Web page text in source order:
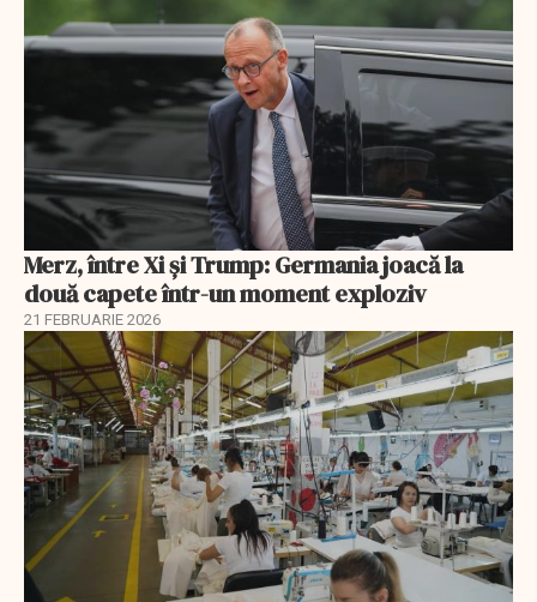
Merz, între Xi și Trump: Germania joacă la
două capete într-un moment exploziv
21 FEBRUARIE 2026